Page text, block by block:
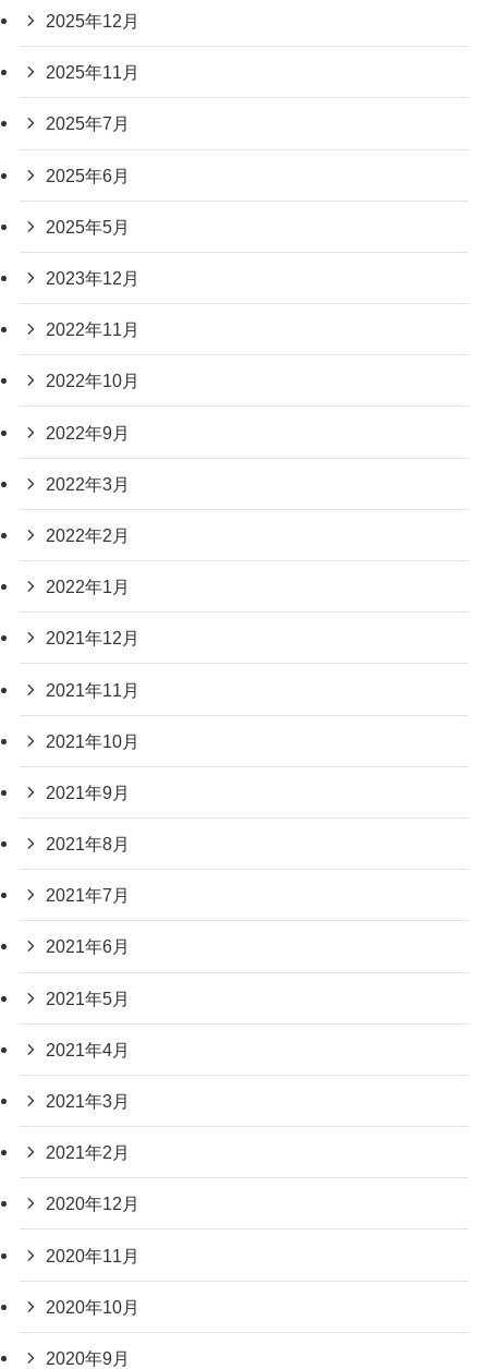
2025年12月
2025年11月
2025年7月
2025年6月
2025年5月
2023年12月
2022年11月
2022年10月
2022年9月
2022年3月
2022年2月
2022年1月
2021年12月
2021年11月
2021年10月
2021年9月
2021年8月
2021年7月
2021年6月
2021年5月
2021年4月
2021年3月
2021年2月
2020年12月
2020年11月
2020年10月
2020年9月